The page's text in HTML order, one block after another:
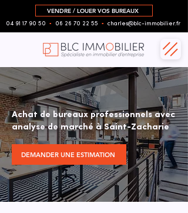
VENDRE / LOUER VOS BUREAUX
04 91 17 90 50 ▪︎ 06 26 70 22 55 ▪︎ charles@blc-immobilier.fr
Achat de bureaux professionnels avec
analyse de marché à Saint-Zacharie
DEMANDER UNE ESTIMATION